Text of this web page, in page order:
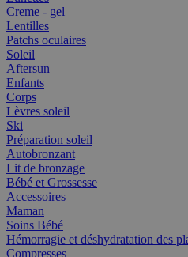
Creme - gel
Lentilles
Patchs oculaires
Soleil
Aftersun
Enfants
Corps
Lèvres soleil
Ski
Préparation soleil
Autobronzant
Lit de bronzage
Bébé et Grossesse
Accessoires
Maman
Soins Bébé
Hémorragie et déshydratation des
Compresses